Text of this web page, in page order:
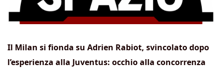
Il Milan si fionda su Adrien Rabiot, svincolato dopo
l’esperienza alla Juventus: occhio alla concorrenza